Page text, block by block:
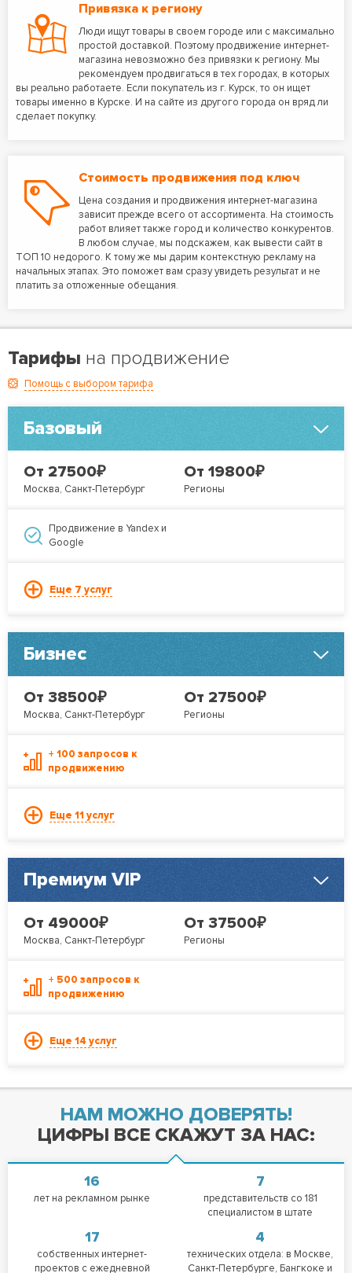
Привязка к региону
Люди ищут товары в своем городе или с максимально
простой доставкой. Поэтому продвижение интернет-
магазина невозможно без привязки к региону. Мы
рекомендуем продвигаться в тех городах, в которых
вы реально работаете. Если покупатель из г. Курск, то он ищет
товары именно в Курске. И на сайте из другого города он вряд ли
сделает покупку.
Стоимость продвижения под ключ
Цена создания и продвижения интернет-магазина
зависит прежде всего от ассортимента. На стоимость
работ влияет также город и количество конкурентов.
В любом случае, мы подскажем, как вывести сайт в
ТОП 10 недорого. К тому же мы дарим контекстную рекламу на
начальных этапах. Это поможет вам сразу увидеть результат и не
платить за отложенные обещания.
Тарифы на продвижение
Помощь с выбором тарифа
Базовый
От 27500₽
Москва, Санкт-Петербург
От 19800₽
Регионы
Продвижение в Yandex и
Google
Еще 7 услуг
Бизнес
От 38500₽
Москва, Санкт-Петербург
От 27500₽
Регионы
+ 100 запросов к
продвижению
Еще 11 услуг
Премиум VIP
От 49000₽
Москва, Санкт-Петербург
От 37500₽
Регионы
+ 500 запросов к
продвижению
Еще 14 услуг
НАМ МОЖНО ДОВЕРЯТЬ!
ЦИФРЫ ВСЕ СКАЖУТ ЗА НАС:
16
лет на рекламном рынке
7
представительств со 181
специалистом в штате
17
собственных интернет-
проектов с ежедневной
4
технических отдела: в Москве,
Санкт-Петербурге, Бангкоке и